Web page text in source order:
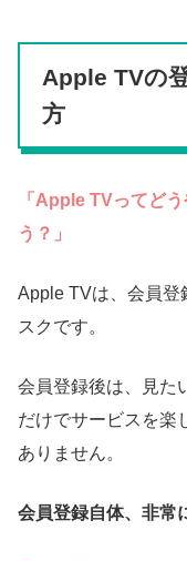
Apple TVの
方
「Apple TVってど
う？」
Apple TVは、会員登
スクです。
会員登録後は、見た
だけでサービスを楽
ありません。
会員登録自体、非常